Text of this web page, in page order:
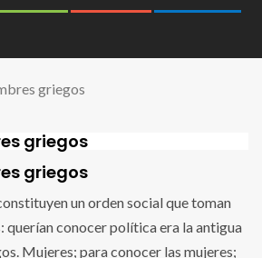
griegos
griegos
griegos
un orden social que toman
querían conocer política era la antigua
Mujeres; para conocer las mujeres;